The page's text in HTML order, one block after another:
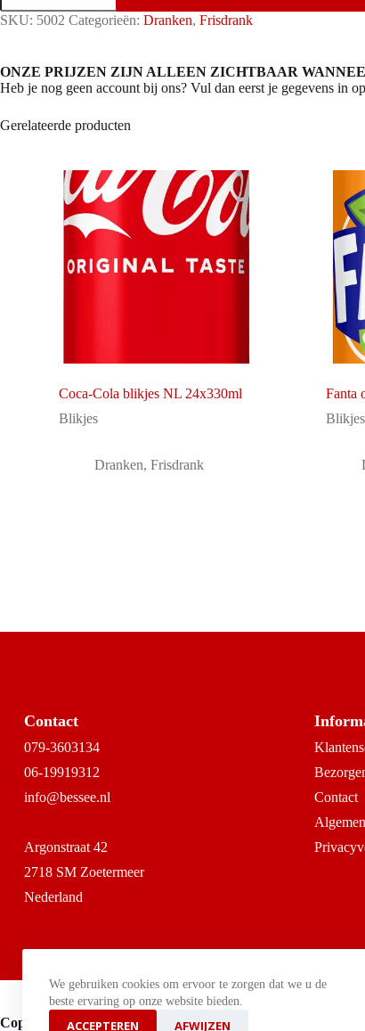
We gebruiken cookies om ervoor te zorgen dat we u de
beste ervaring op onze website bieden.
ACCEPTEREN AFWIJZEN
blikjes
NL
SKU: 5002 Categorieën: Dranken, Frisdrank
ONZE PRIJZEN ZIJN ALLEEN ZICHTBAAR
Heb je nog geen account bij ons? Vul dan eerst je gegevens in
Gerelateerde producten
Coca-Cola blikjes NL 24x330ml
Blikjes
Dranken, Frisdrank
Fanta
Blikjes
Contact
079-3603134
06-19919312
info@bessee.nl
Argonstraat 42
2718 SM Zoetermeer
Nederland
Contact
Copyright © 2026 Bessee Horeca Groothandel B.V.